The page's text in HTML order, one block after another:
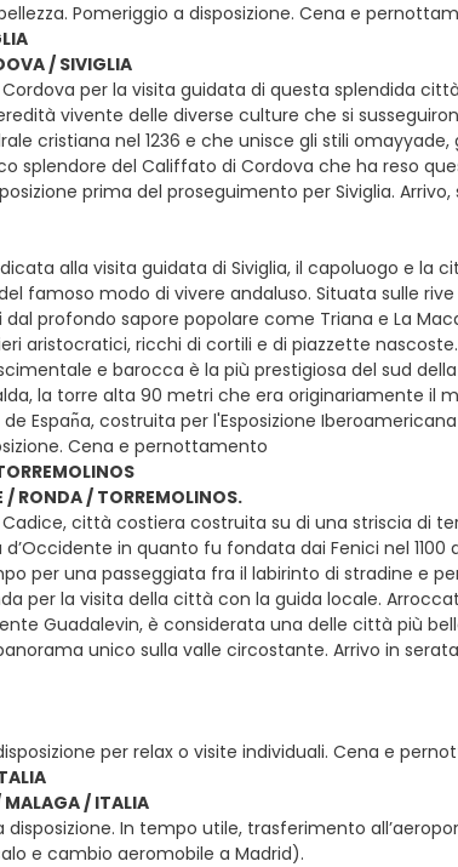
Pomeriggio a disposizione. Cena e
/ SIVIGLIA
per la visita guidata di questa splendida
vivente delle diverse culture che si
cristiana nel 1236 e che unisce gli stili
splendore del Califfato di Cordova che ha reso
prima del proseguimento per Siviglia.
alla visita guidata di Siviglia, il capoluogo e la
famoso modo di vivere andaluso. Situata sulle
profondo sapore popolare come Triana e La
aristocratici, ricchi di cortili e di piazzette
e barocca è la più prestigiosa del sud
la torre alta 90 metri che era originariamente il
Espan͂a, costruita per l'Esposizione
Cena e pernottamento
RONDA / TORREMOLINOS.
città costiera costruita su di una striscia di
in quanto fu fondata dai Fenici nel 1100
per una passeggiata fra il labirinto di stradine e
per la visita della città con la guida locale.
Guadalevin, è considerata una delle città più
unico sulla valle circostante. Arrivo in
per relax o visite individuali. Cena e
/ ITALIA
In tempo utile, trasferimento
e cambio aeromobile a Madrid).